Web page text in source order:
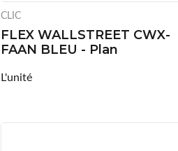
CLIC
FLEX WALLSTREET CWX-
FAAN BLEU - Plan
L'unité